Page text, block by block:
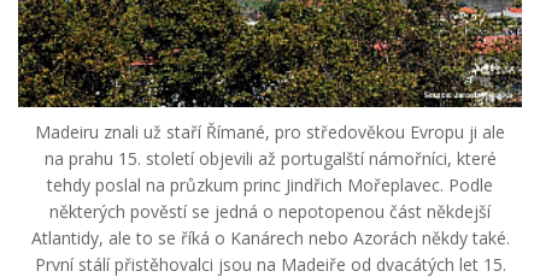
Madeiru znali už staří Římané, pro středověkou Evropu ji ale
na prahu 15. století objevili až portugalští námořníci, které
tehdy poslal na průzkum princ Jindřich Mořeplavec. Podle
některých pověstí se jedná o nepotopenou část někdejší
Atlantidy, ale to se říká o Kanárech nebo Azorách někdy také.
První stálí přistěhovalci jsou na Madeiře od dvacátých let 15.